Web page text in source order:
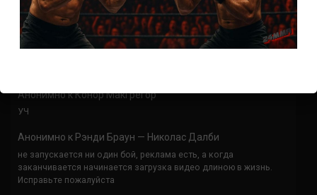
Анонимно кUFC 324 прямая трансляция
А как смотреть с ноутбука?
АнонимнокРасписание боев UFC
АнонимнокКонор МакГрегор
УЧ
Анонимно к Рэнди Браун — Николас Далби
не запускается ни один бой, реклама есть, а когда
заканчивается начинается загрузка видео длиною в жизнь.
Исправьте пожалуйста